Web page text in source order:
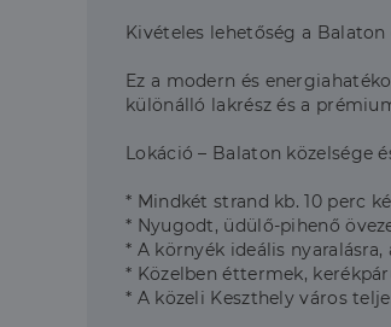
Kivételes lehetőség a
Ez a modern és
különálló lakrész és a
Lokáció – Balaton közelsége
* Mindkét strand kb. 10 perc
* Nyugodt, üdülő-pihenő
* A környék ideális
* Közelben éttermek,
* A közeli Keszthely város